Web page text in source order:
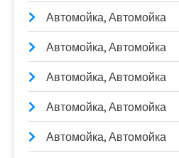
Автомойка, Автомойка
Автомойка, Автомойка
Автомойка, Автомойка
Автомойка, Автомойка
Автомойка, Автомойка